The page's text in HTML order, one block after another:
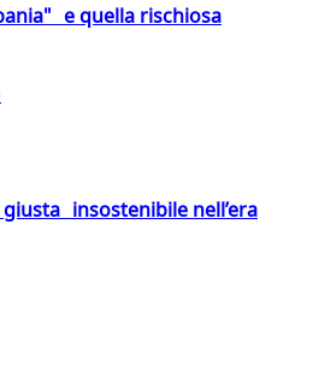
e quella rischiosa
insostenibile nell’era